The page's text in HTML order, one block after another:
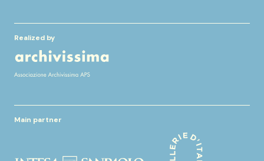
Realized by
Main partner